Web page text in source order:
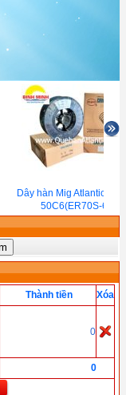
Dây hàn Mig Atlantic
50C6(ER70S-6)
Thành tiền Xóa
0
0